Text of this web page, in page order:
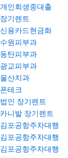
개인회생중대출
장기렌트
신용카드현금화
수원피부과
동탄피부과
광교피부과
울산치과
폰테크
법인 장기렌트
카니발 장기렌트
김포공항주차대행
김포공항주차대행
김포공항주차대행